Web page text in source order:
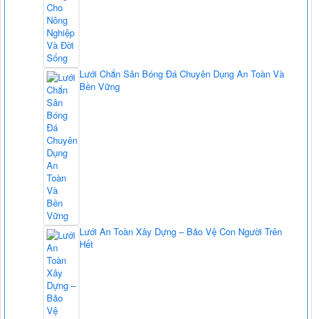
Lưới Chắn Sân Bóng Đá Chuyên Dụng An Toàn Và
Bền Vững
Lưới An Toàn Xây Dựng – Bảo Vệ Con Người Trên
Hết